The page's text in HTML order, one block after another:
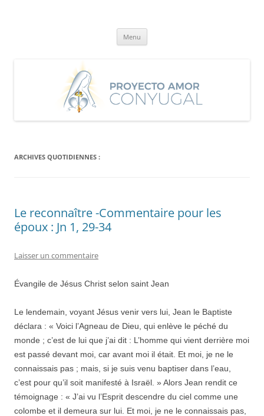
Menu
ARCHIVES QUOTIDIENNES :
Le reconnaître -Commentaire pour les
époux : Jn 1, 29-34
Laisser un commentaire
Évangile de Jésus Christ selon saint Jean
Le lendemain, voyant Jésus venir vers lui, Jean le Baptiste
déclara : « Voici l’Agneau de Dieu, qui enlève le péché du
monde ; c’est de lui que j’ai dit : L’homme qui vient derrière moi
est passé devant moi, car avant moi il était. Et moi, je ne le
connaissais pas ; mais, si je suis venu baptiser dans l’eau,
c’est pour qu’il soit manifesté à Israël. » Alors Jean rendit ce
témoignage : « J’ai vu l’Esprit descendre du ciel comme une
colombe et il demeura sur lui. Et moi, je ne le connaissais pas,